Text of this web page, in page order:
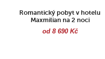
Romantický pobyt v hotelu
Maxmilian na 2 noci
od 8 690 Kč